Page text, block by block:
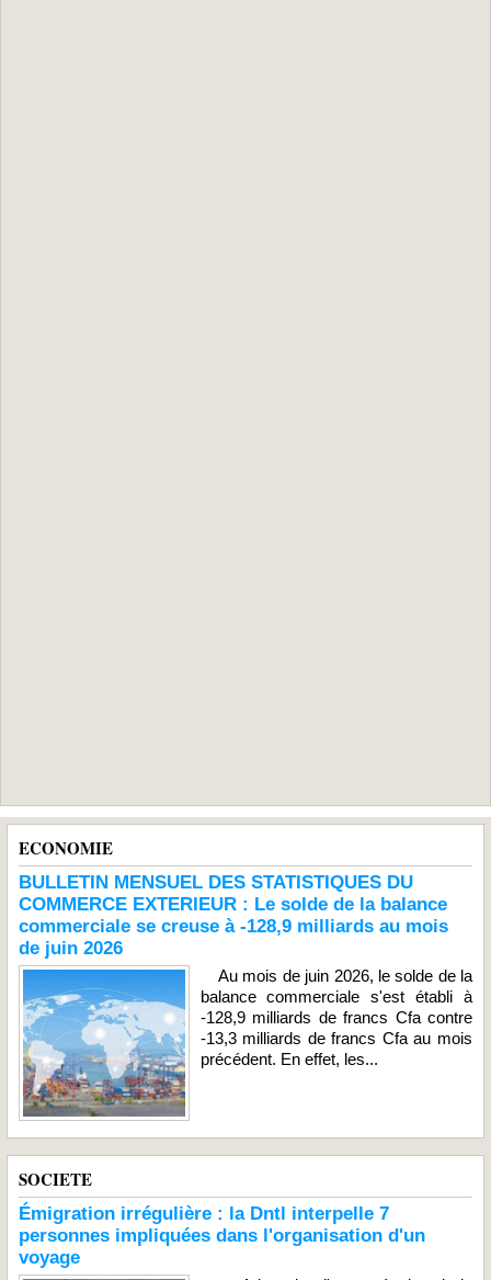
ECONOMIE
BULLETIN MENSUEL DES STATISTIQUES DU
COMMERCE EXTERIEUR : Le solde de la balance
commerciale se creuse à -128,9 milliards au mois
de juin 2026
Au mois de juin 2026, le solde de la
balance commerciale s'est établi à
-128,9 milliards de francs Cfa contre
-13,3 milliards de francs Cfa au mois
précédent. En effet, les...
SOCIETE
Émigration irrégulière : la Dntl interpelle 7
personnes impliquées dans l'organisation d'un
voyage